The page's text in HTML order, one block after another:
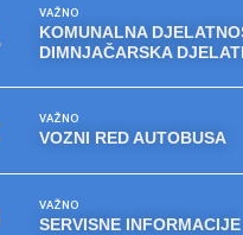
VAŽNO
KOMUNALNA
DIMNJAČARSKA
VAŽNO
VOZNI RED AUTOBUSA
VAŽNO
SERVISNE INFORMACIJE